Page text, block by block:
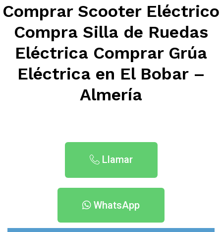
Comprar Scooter Eléctrico
Compra Silla de Ruedas
Eléctrica Comprar Grúa
Eléctrica en El Bobar –
Almería
Llamar
WhatsApp